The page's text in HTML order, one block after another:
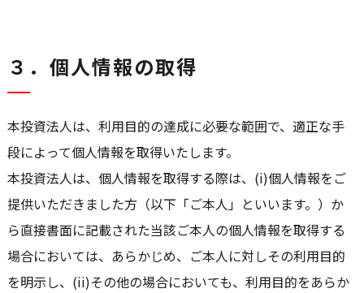
３．個人情報の取得
本投資法人は、利用目的の達成に必要な範囲で、適正な手
段によって個人情報を取得いたします。
本投資法人は、個人情報を取得する際は、(i)個人情報をご
提供いただきました方（以下「ご本人」といいます。）か
ら直接書面に記載された当該ご本人の個人情報を取得する
場合においては、あらかじめ、ご本人に対しその利用目的
を明示し、(ii)その他の場合においても、利用目的をあらか